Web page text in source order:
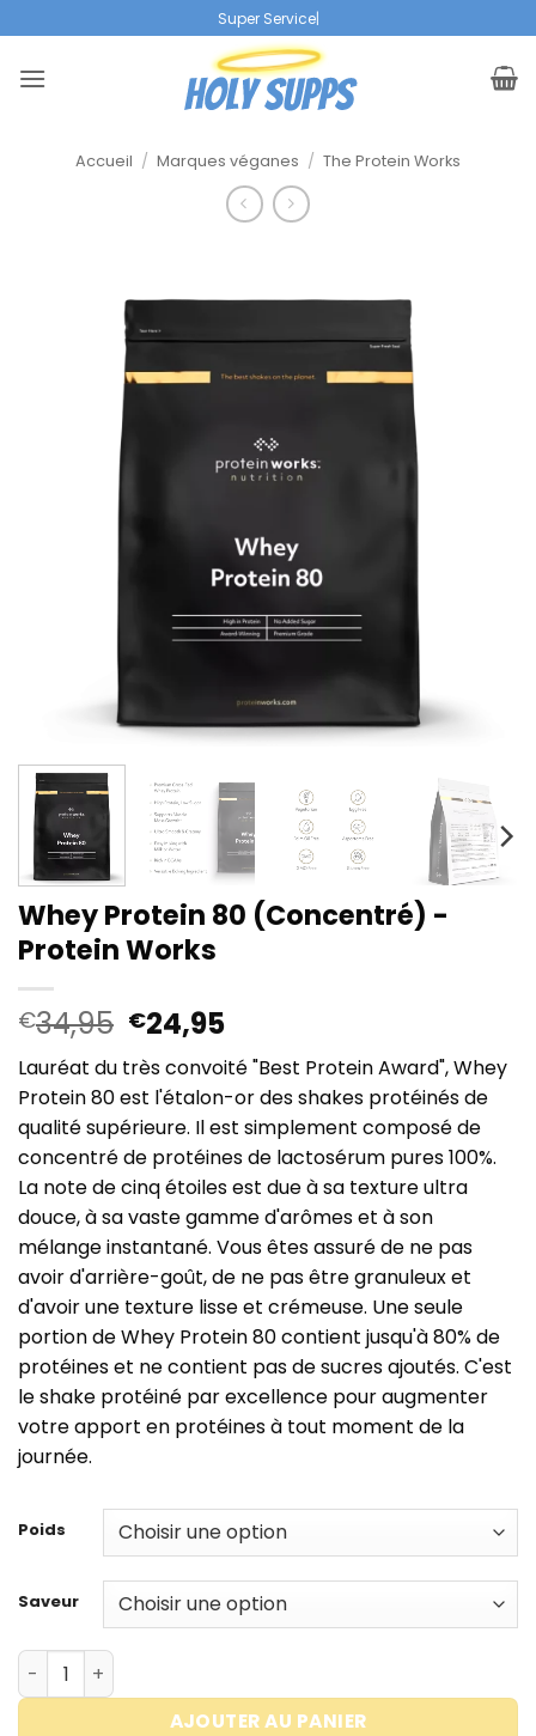
to
content
|
Accueil / Marques véganes / The Protein Works
Whey Protein 80 (Concentré) -
Protein Works
€34,95 Le
prix
initial
était :
€34,95.
€24,95Le
prix
actuel
est :
€24,95.
Lauréat du très convoité "Best Protein Award", Whey
Protein 80 est l'étalon-or des shakes protéinés de
qualité supérieure. Il est simplement composé de
concentré de protéines de lactosérum pures 100%.
La note de cinq étoiles est due à sa texture ultra
douce, à sa vaste gamme d'arômes et à son
mélange instantané. Vous êtes assuré de ne pas
avoir d'arrière-goût, de ne pas être granuleux et
d'avoir une texture lisse et crémeuse. Une seule
portion de Whey Protein 80 contient jusqu'à 80% de
protéines et ne contient pas de sucres ajoutés. C'est
le shake protéiné par excellence pour augmenter
votre apport en protéines à tout moment de la
journée.
Poids
Saveur
quantité de Whey Protein 80 (Concentrate) - Protein
AJOUTER AU PANIER